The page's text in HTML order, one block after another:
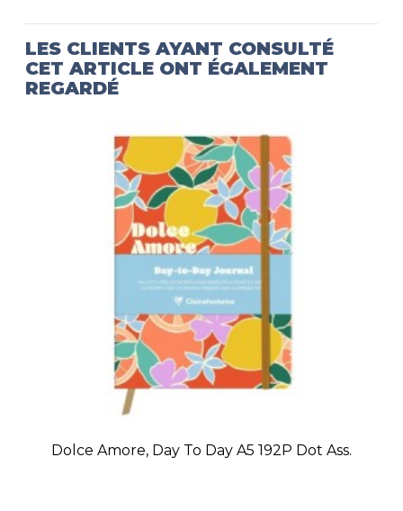
LES CLIENTS AYANT CONSULTÉ
CET ARTICLE ONT ÉGALEMENT
REGARDÉ
Dolce Amore, Day To Day A5 192P Dot Ass.